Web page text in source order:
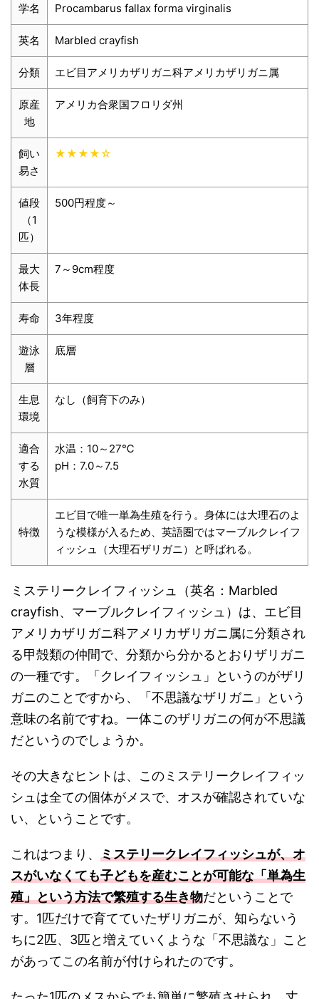
学名 Procambarus fallax forma virginalis
英名 Marbled crayfish
分類 エビ目アメリカザリガニ科アメリカザリガニ属
原産
地
アメリカ合衆国フロリダ州
飼い
易さ
★★★★☆
値段
（1
匹）
500円程度～
最大
体長
7～9cm程度
寿命 3年程度
遊泳
層
底層
生息
環境
なし（飼育下のみ）
適合
する
水質
水温：10～27℃
pH：7.0～7.5
特徴
エビ目で唯一単為生殖を行う。身体には大理石のよ
うな模様が入るため、英語圏ではマーブルクレイフ
ィッシュ（大理石ザリガニ）と呼ばれる。
ミステリークレイフィッシュ（英名：Marbled
crayfish、マーブルクレイフィッシュ）は、エビ目
アメリカザリガニ科アメリカザリガニ属に分類され
る甲殻類の仲間で、分類から分かるとおりザリガニ
の一種です。「クレイフィッシュ」というのがザリ
ガニのことですから、「不思議なザリガニ」という
意味の名前ですね。一体このザリガニの何が不思議
だというのでしょうか。
その大きなヒントは、このミステリークレイフィッ
シュは全ての個体がメスで、オスが確認されていな
い、ということです。
これはつまり、 ミステリークレイフィッシュが、オ
スがいなくても子どもを産むことが可能な「単為生
殖」という方法で繁殖する生き物だということで
す。1匹だけで育てていたザリガニが、知らないう
ちに2匹、3匹と増えていくような「不思議な」こと
があってこの名前が付けられたのです。